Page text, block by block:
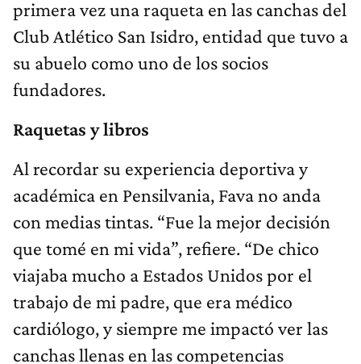
primera vez una raqueta en las canchas del
Club Atlético San Isidro, entidad que tuvo a
su abuelo como uno de los socios
fundadores.
Raquetas y libros
Al recordar su experiencia deportiva y
académica en Pensilvania, Fava no anda
con medias tintas. “Fue la mejor decisión
que tomé en mi vida”, refiere. “De chico
viajaba mucho a Estados Unidos por el
trabajo de mi padre, que era médico
cardiólogo, y siempre me impactó ver las
canchas llenas en las competencias